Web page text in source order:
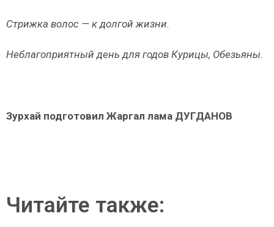
Стрижка волос — к долгой жизни.
Неблагоприятный день для годов Курицы, Обезьяны.
Зурхай подготовил Жаргал лама ДУГДАНОВ
Читайте также: